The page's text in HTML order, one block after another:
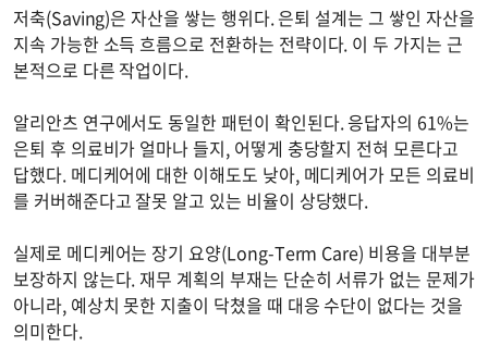
저축(Saving)은 자산을 쌓는 행위다. 은퇴 설계는 그 쌓인 자산을
지속 가능한 소득 흐름으로 전환하는 전략이다. 이 두 가지는 근
본적으로 다른 작업이다.
알리안츠 연구에서도 동일한 패턴이 확인된다. 응답자의 61%는
은퇴 후 의료비가 얼마나 들지, 어떻게 충당할지 전혀 모른다고
답했다. 메디케어에 대한 이해도도 낮아, 메디케어가 모든 의료비
를 커버해준다고 잘못 알고 있는 비율이 상당했다.
실제로 메디케어는 장기 요양(Long-Term Care) 비용을 대부분
보장하지 않는다. 재무 계획의 부재는 단순히 서류가 없는 문제가
아니라, 예상치 못한 지출이 닥쳤을 때 대응 수단이 없다는 것을
의미한다.